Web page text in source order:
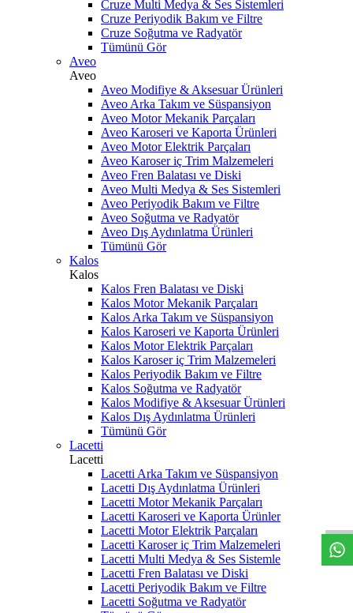
Cruze Multi Medya & Ses Sistemleri
Cruze Periyodik Bakım ve Filtre
Cruze Soğutma ve Radyatör
Tümünü Gör
Aveo
Aveo
Aveo Modifiye & Aksesuar Ürünleri
Aveo Arka Takım ve Süspansiyon
Aveo Motor Mekanik Parçaları
Aveo Karoseri ve Kaporta Ürünleri
Aveo Motor Elektrik Parçaları
Aveo Karoser iç Trim Malzemeleri
Aveo Fren Balatası ve Diski
Aveo Multi Medya & Ses Sistemleri
Aveo Periyodik Bakım ve Filtre
Aveo Soğutma ve Radyatör
Aveo Dış Aydınlatma Ürünleri
Tümünü Gör
Kalos
Kalos
Kalos Fren Balatası ve Diski
Kalos Motor Mekanik Parçaları
Kalos Arka Takım ve Süspansiyon
Kalos Karoseri ve Kaporta Ürünleri
Kalos Motor Elektrik Parçaları
Kalos Karoser iç Trim Malzemeleri
Kalos Periyodik Bakım ve Filtre
Kalos Soğutma ve Radyatör
Kalos Modifiye & Aksesuar Ürünleri
Kalos Dış Aydınlatma Ürünleri
Tümünü Gör
Lacetti
Lacetti
Lacetti Arka Takım ve Süspansiyon
Lacetti Dış Aydınlatma Ürünleri
Lacetti Motor Mekanik Parçaları
Lacetti Karoseri ve Kaporta Ürünler
Lacetti Motor Elektrik Parçaları
Lacetti Karoser iç Trim Malzemeleri
Lacetti Multi Medya & Ses Sistemle
Lacetti Fren Balatası ve Diski
Lacetti Periyodik Bakım ve Filtre
Lacetti Soğutma ve Radyatör